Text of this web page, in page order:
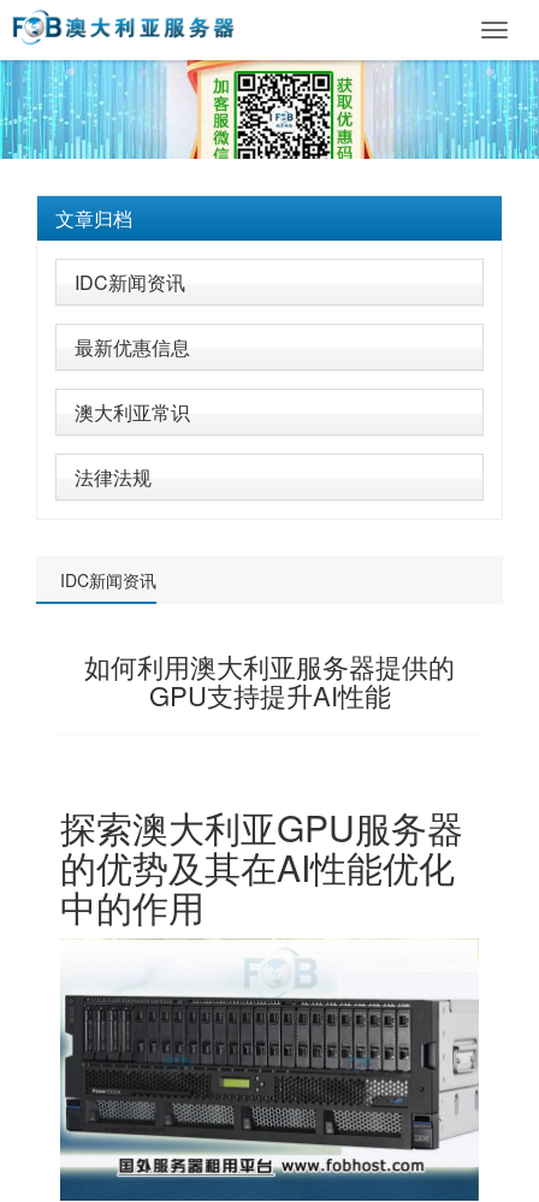
文章归档
IDC新闻资讯
最新优惠信息
澳大利亚常识
法律法规
IDC新闻资讯
如何利用澳大利亚服务器提供的
GPU支持提升AI性能
探索澳大利亚GPU服务器
的优势及其在AI性能优化
中的作用